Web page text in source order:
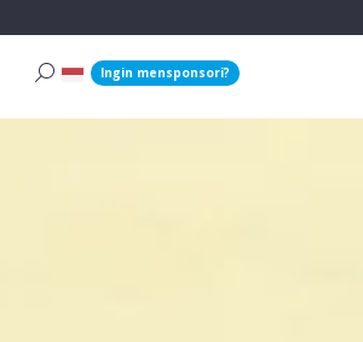
Ingin mensponsori?